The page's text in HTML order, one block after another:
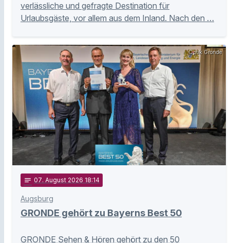
verlässliche und gefragte Destination für
Urlaubsgäste, vor allem aus dem Inland. Nach den …
Optik Gronde
notes 07. August 2026 18:14
Augsburg
GRONDE gehört zu Bayerns Best 50
GRONDE Sehen & Hören gehört zu den 50